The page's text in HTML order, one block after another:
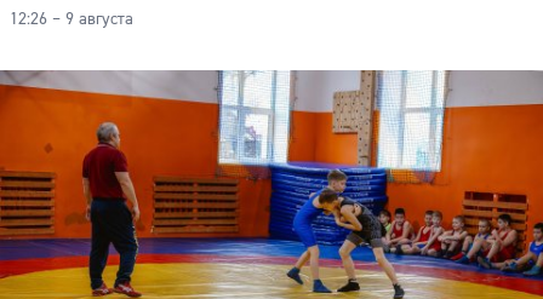
12:26 – 9 августа